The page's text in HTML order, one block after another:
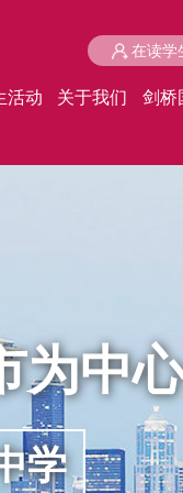
在读学
活动 关于我们 剑桥
为中
学